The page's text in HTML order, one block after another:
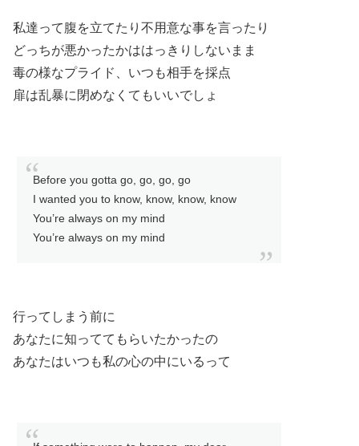
私達って腹を立てたり不用意な事を言ったり
どっちが悪かったかははっきりしないまま
毒の様なプライド、いつも相手を採点
扉は乱暴に閉めなくてもいいでしょ
Before you gotta go, go, go, go
I wanted you to know, know, know, know
You’re always on my mind
You’re always on my mind
行ってしまう前に
あなたに知っててもらいたかったの
あなたはいつも私の心の中にいるって